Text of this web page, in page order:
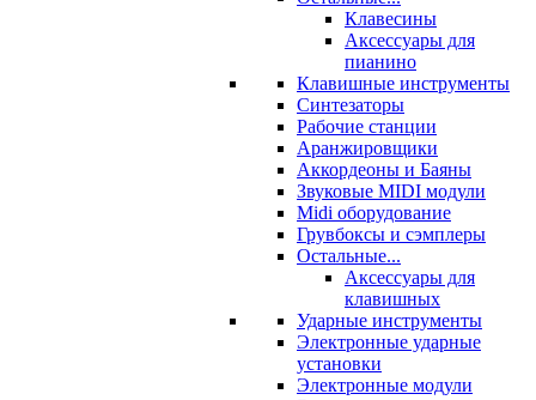
Клавесины
Аксессуары для
пианино
Клавишные инструменты
Синтезаторы
Рабочие станции
Аранжировщики
Аккордеоны и Баяны
Звуковые MIDI модули
Midi оборудование
Грувбоксы и сэмплеры
Остальные...
Аксессуары для
клавишных
Ударные инструменты
Электронные ударные
установки
Электронные модули